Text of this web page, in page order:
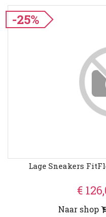
-25%
Lage Sneakers
€
Naar shop